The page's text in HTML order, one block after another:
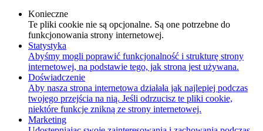
Konieczne
Te pliki cookie nie są opcjonalne. Są one potrzebne do
funkcjonowania strony internetowej.
Statystyka
Abyśmy mogli poprawić funkcjonalność i strukturę strony
internetowej, na podstawie tego, jak strona jest używana.
Doświadczenie
Aby nasza strona internetowa działała jak najlepiej podczas
twojego przejścia na nią. Jeśli odrzucisz te pliki cookie,
niektóre funkcje znikną ze strony internetowej.
Marketing